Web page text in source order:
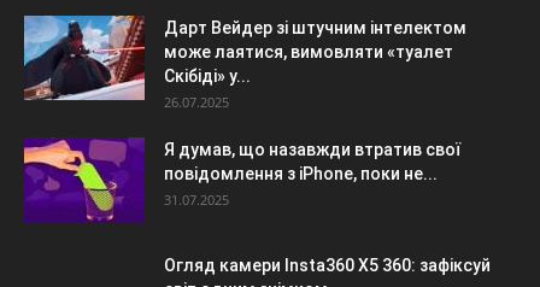
Дарт Вейдер зі штучним інтелектом
може лаятися, вимовляти «туалет
Скібіді» у...
26.07.2025
Я думав, що назавжди втратив свої
повідомлення з iPhone, поки не...
31.07.2025
Огляд камери Insta360 X5 360: зафіксуй